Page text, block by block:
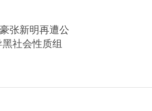
张新明再遭公
社会性质组